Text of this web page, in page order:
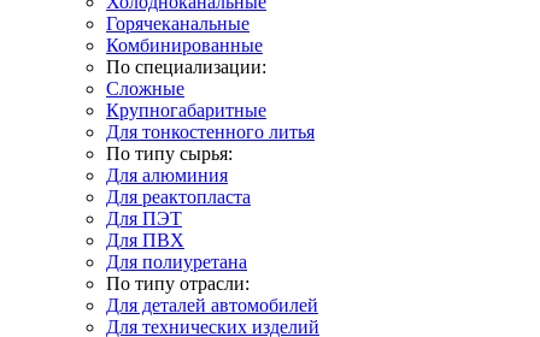
Горячеканальные
Комбинированные
По специализации:
Сложные
Крупногабаритные
Для тонкостенного литья
По типу сырья:
Для алюминия
Для реактопласта
Для ПЭТ
Для ПВХ
Для полиуретана
По типу отрасли:
Для деталей автомобилей
Для технических изделий